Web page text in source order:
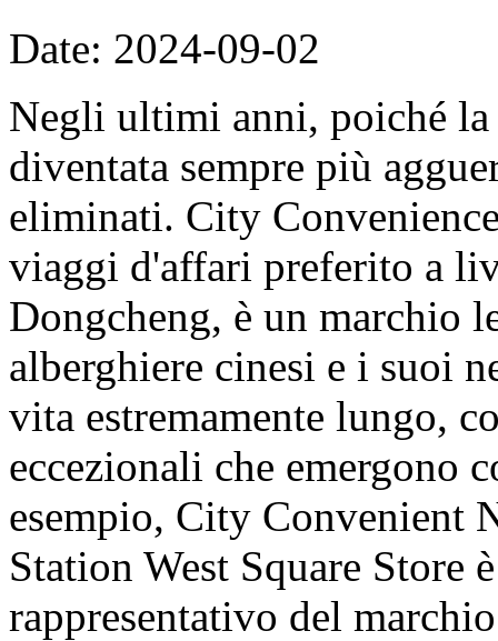
Date: 2024-09-02
Negli ultimi anni, poiché la
diventata sempre più
eliminati. City
viaggi d'affari preferito a
Dongcheng, è un marchio
alberghiere cinesi e i suoi
vita estremamente lungo,
eccezionali che emergono
esempio, City Convenient
Station West Square
rappresentativo del